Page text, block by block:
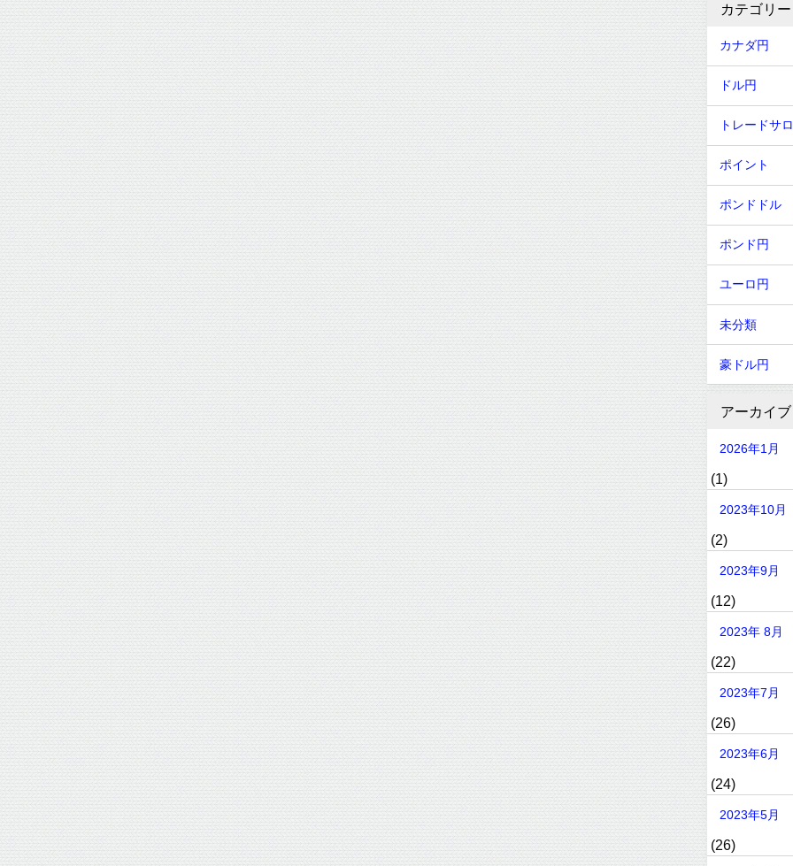
カテゴリー
カナダ円
ドル円
トレードサ
ポイント
ポンドドル
ポンド円
ユーロ円
未分類
豪ドル円
アーカイブ
2026年1月
(1)
2023年10月
(2)
2023年9月
(12)
2023年 8月
(22)
2023年7月
(26)
2023年6月
(24)
2023年5月
(26)